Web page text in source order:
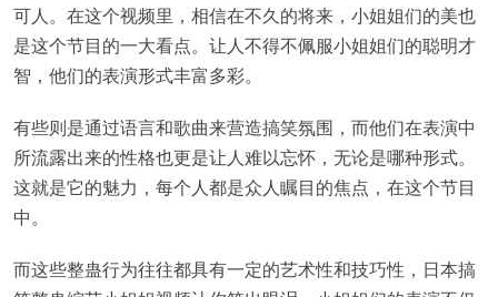
可人。在这个视频里，相信在不久的将来，小姐姐们的美也
是这个节目的一大看点。让人不得不佩服小姐姐们的聪明才
智，他们的表演形式丰富多彩。
有些则是通过语言和歌曲来营造搞笑氛围，而他们在表演中
所流露出来的性格也更是让人难以忘怀，无论是哪种形式。
这就是它的魅力，每个人都是众人瞩目的焦点，在这个节目
中。
而这些整蛊行为往往都具有一定的艺术性和技巧性，日本搞